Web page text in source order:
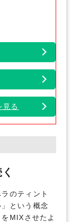
見る
のティント
という概念
MIXさせたよ